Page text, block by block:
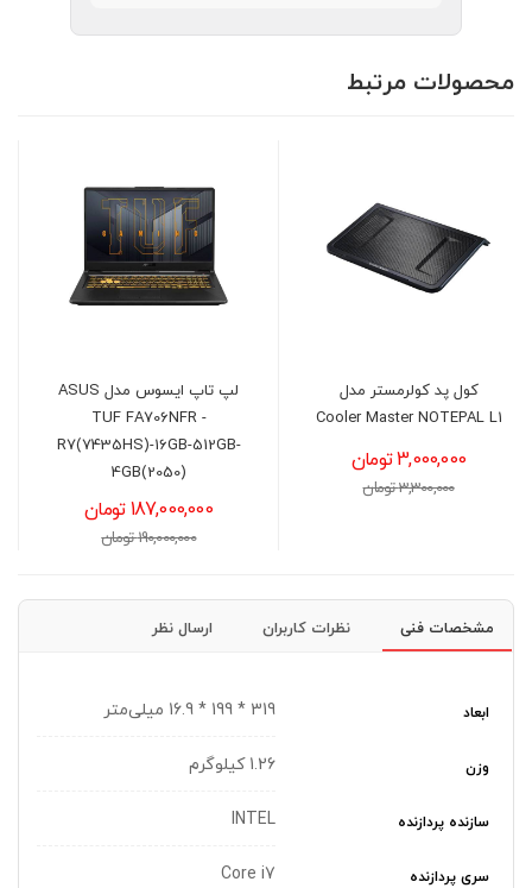
محصولات مرتبط
کول پد کولرمستر مدل
Cooler Master NOTEPAL L1
3,000,000 تومان
3,300,000 تومان
لپ تاپ ایسوس مدل ASUS
TUF FA706NFR -
R7(7435HS)-16GB-512GB-
4GB(2050)
187,000,000 تومان
190,000,000 تومان
مشخصات فنی نظرات کاربران ارسال نظر
ابعاد 319 * 199 * 16.9 میلی‌متر
وزن 1.26 کیلوگرم
سازنده پردازنده INTEL
سری پردازنده Core i7